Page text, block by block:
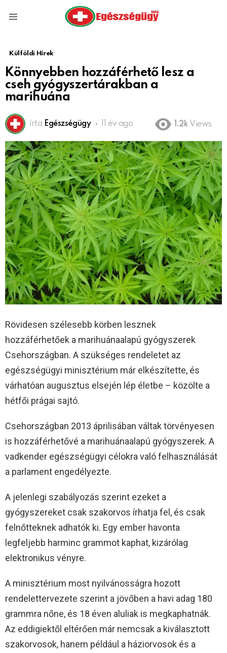
Külföldi Hírek
Könnyebben hozzáférhető lesz a
cseh gyógyszertárakban a
marihuána
írta Egészségügy 11 év ago 1.2k Views
Rövidesen szélesebb körben lesznek
hozzáférhetőek a marihuánaalapú gyógyszerek
Csehországban. A szükséges rendeletet az
egészségügyi minisztérium már elkészítette, és
várhatóan augusztus elsején lép életbe – közölte a
hétfői prágai sajtó.
Csehországban 2013 áprilisában váltak törvényesen
is hozzáférhetővé a marihuánaalapú gyógyszerek. A
vadkender egészségügyi célokra való felhasználását
a parlament engedélyezte.
A jelenlegi szabályozás szerint ezeket a
gyógyszereket csak szakorvos írhatja fel, és csak
felnőtteknek adhatók ki. Egy ember havonta
legfeljebb harminc grammot kaphat, kizárólag
elektronikus vényre.
A minisztérium most nyilvánosságra hozott
rendelettervezete szerint a jövőben a havi adag 180
grammra nőne, és 18 éven aluliak is megkaphatnák.
Az eddigiektől eltérően már nemcsak a kiválasztott
szakorvosok, hanem például a háziorvosok és a